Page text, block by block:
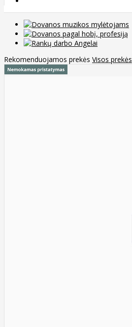
Rekomenduojamos prekės Visos prekės